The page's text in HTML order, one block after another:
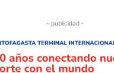
- publicidad -